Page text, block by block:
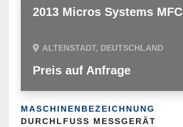
2013 Micros Systems MFC
ALTENSTADT, DEUTSCHLAND
Preis auf Anfrage
MASCHINENBEZEICHNUNG
DURCHLFUSS MESSGERÄT